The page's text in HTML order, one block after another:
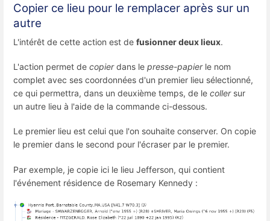
Copier ce lieu pour le remplacer après sur un
autre
L'intérêt de cette action est de fusionner deux lieux.
L'action permet de copierdans le presse-papierle nom
complet avec ses coordonnées d'un premier lieu sélectionné,
ce qui permettra, dans un deuxième temps, de le collersur
un autre lieu à l'aide de la commande ci-dessous.
Le premier lieu est celui que l'on souhaite conserver. On copie
le premier dans le second pour l'écraser par le premier.
Par exemple, je copie ici le lieu Jefferson, qui contient
l'événement résidence de Rosemary Kennedy :